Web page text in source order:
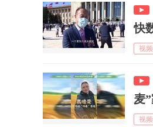
快
视频
麦
视频